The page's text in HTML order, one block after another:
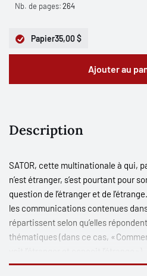
Nb. de pages:264
Papier35,00 $
Ajouter au
Description
SATOR, cette multinationale à qui,
n’est étranger, s’est pourtant pour
question de l’étranger et de
les communications contenues
répartissent selon qu’elles
thématiques (dans ce cas, «
Comment la définition de l’objet